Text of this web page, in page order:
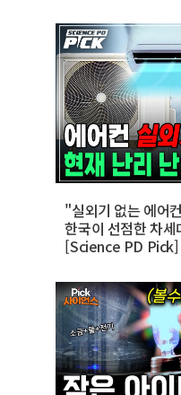
"실외기 없는 에어
한국이 선점한 차
[Science PD Pick]